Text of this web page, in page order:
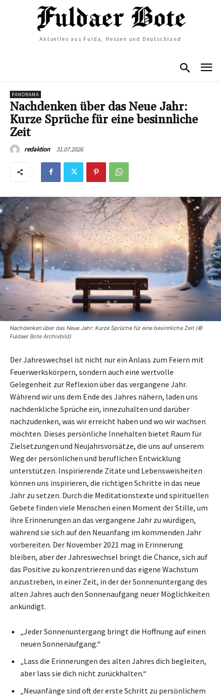
Aktuelles aus Fulda, Hessen und Deutschland
PANORAMA
Nachdenken über das Neue Jahr:
Kurze Sprüche für eine besinnliche
Zeit
redaktion 31.07.2026
Nachdenken über das Neue Jahr: Kurze Sprüche für eine besinnliche Zeit (©
Fuldaer Bote Archivbild)
Der Jahreswechsel ist nicht nur ein Anlass zum Feiern mit
Feuerwerkskörpern, sondern auch eine wertvolle
Gelegenheit zur Reflexion über das vergangene Jahr.
Während wir uns dem Ende des Jahres nähern, laden uns
nachdenkliche Sprüche ein, innezuhalten und darüber
nachzudenken, was wir erreicht haben und wo wir wachsen
möchten. Dieses persönliche Innehalten bietet Raum für
Zielsetzungen und Neujahrsvorsätze, die uns auf unserem
Weg der persönlichen und beruflichen Entwicklung
unterstützen. Inspirierende Zitate und Lebensweisheiten
können uns inspirieren, die richtigen Schritte in das neue
Jahr zu setzen. Durch die Meditationstexte und spirituellen
Gebete finden viele Menschen einen Moment der Stille, um
ihre Erinnerungen an das vergangene Jahr zu würdigen,
während sie sich auf den Neuanfang im kommenden Jahr
vorbereiten. Der November 2021 mag in Erinnerung
bleiben, aber der Jahreswechsel bringt die Chance, sich auf
das Positive zu konzentrieren und das eigene Wachstum
anzustreben, in einer Zeit, in der der Sonnenuntergang des
alten Jahres auch den Sonnenaufgang neuer Möglichkeiten
ankündigt.
„Jeder Sonnenuntergang bringt die Hoffnung auf einen
neuen Sonnenaufgang.“
„Lass die Erinnerungen des alten Jahres dich begleiten,
aber lass sie dich nicht zurückhalten.“
„Neuanfänge sind oft der erste Schritt zu persönlichem